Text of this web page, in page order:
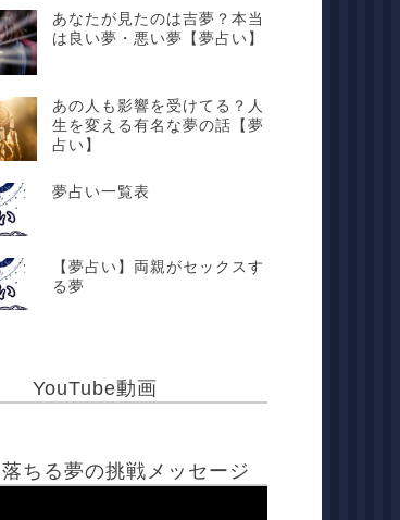
あなたが見たのは吉夢？本当
は良い夢・悪い夢【夢占い】
あの人も影響を受けてる？人
生を変える有名な夢の話【夢
占い】
夢占い一覧表
【夢占い】両親がセックスす
る夢
YouTube動画
ちる夢の挑戦メッセージ